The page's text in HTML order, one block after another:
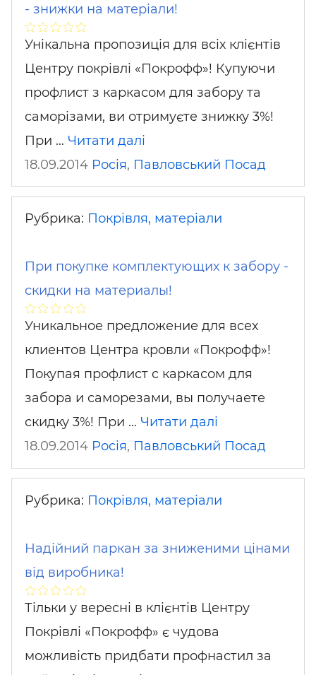
- знижки на матеріали!
Унікальна пропозиція для всіх клієнтів
Центру покрівлі «Покрофф»! Купуючи
профлист з каркасом для забору та
саморізами, ви отримуєте знижку 3%!
При … Читати далі
18.09.2014 Росія, Павловський Посад
Рубрика: Покрівля, матеріали
При покупке комплектующих к забору -
скидки на материалы!
Уникальное предложение для всех
клиентов Центра кровли «Покрофф»!
Покупая профлист с каркасом для
забора и саморезами, вы получаете
скидку 3%! При … Читати далі
18.09.2014 Росія, Павловський Посад
Рубрика: Покрівля, матеріали
Надійний паркан за зниженими цінами
від виробника!
Тільки у вересні в клієнтів Центру
Покрівлі «Покрофф» є чудова
можливість придбати профнастил за